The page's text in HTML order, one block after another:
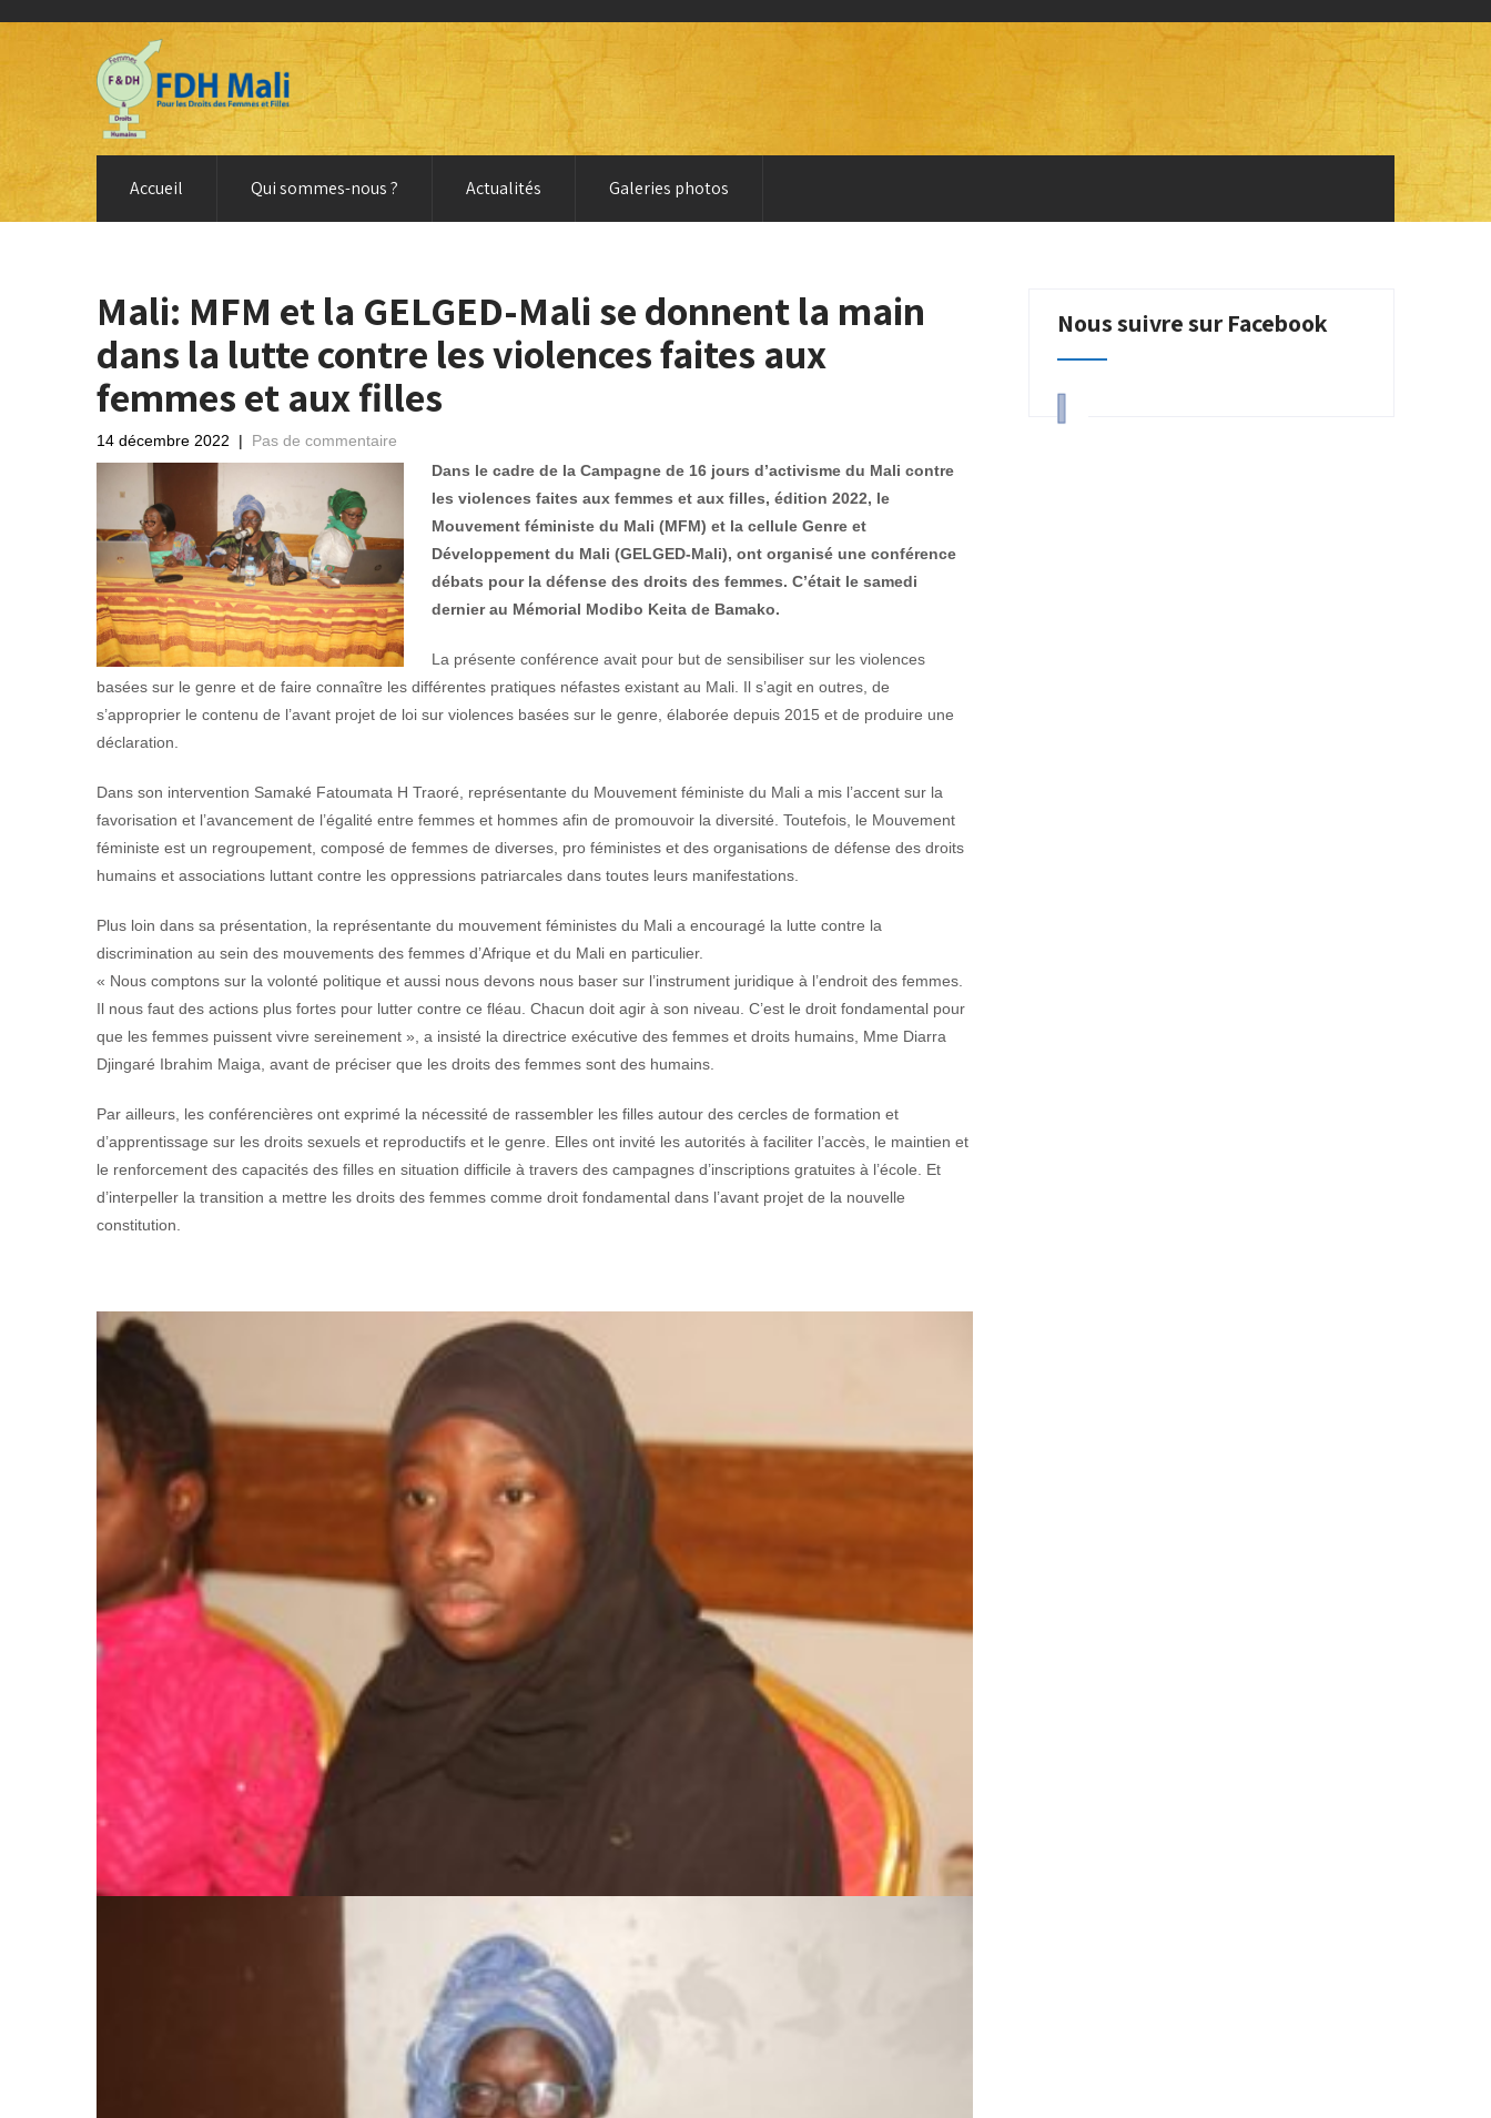
Accueil Qui sommes-nous ? Actualités Galeries photos
Mali: MFM et la GELGED-Mali se donnent la main
dans la lutte contre les violences faites aux
femmes et aux filles
14 décembre 2022 | Pas de commentaire
Dans le cadre de la Campagne de 16 jours d’activisme du Mali contre
les violences faites aux femmes et aux filles, édition 2022, le
Mouvement féministe du Mali (MFM) et la cellule Genre et
Développement du Mali (GELGED-Mali), ont organisé une conférence
débats pour la défense des droits des femmes. C’était le samedi
dernier au Mémorial Modibo Keita de Bamako.
La présente conférence avait pour but de sensibiliser sur les violences
basées sur le genre et de faire connaître les différentes pratiques néfastes existant au Mali. Il s’agit en outres, de
s’approprier le contenu de l’avant projet de loi sur violences basées sur le genre, élaborée depuis 2015 et de produire une
déclaration.
Dans son intervention Samaké Fatoumata H Traoré, représentante du Mouvement féministe du Mali a mis l’accent sur la
favorisation et l’avancement de l’égalité entre femmes et hommes afin de promouvoir la diversité. Toutefois, le Mouvement
féministe est un regroupement, composé de femmes de diverses, pro féministes et des organisations de défense des droits
humains et associations luttant contre les oppressions patriarcales dans toutes leurs manifestations.
Plus loin dans sa présentation, la représentante du mouvement féministes du Mali a encouragé la lutte contre la
discrimination au sein des mouvements des femmes d’Afrique et du Mali en particulier.
« Nous comptons sur la volonté politique et aussi nous devons nous baser sur l’instrument juridique à l’endroit des femmes.
Il nous faut des actions plus fortes pour lutter contre ce fléau. Chacun doit agir à son niveau. C’est le droit fondamental pour
que les femmes puissent vivre sereinement », a insisté la directrice exécutive des femmes et droits humains, Mme Diarra
Djingaré Ibrahim Maiga, avant de préciser que les droits des femmes sont des humains.
Par ailleurs, les conférencières ont exprimé la nécessité de rassembler les filles autour des cercles de formation et
d’apprentissage sur les droits sexuels et reproductifs et le genre. Elles ont invité les autorités à faciliter l’accès, le maintien et
le renforcement des capacités des filles en situation difficile à travers des campagnes d’inscriptions gratuites à l’école. Et
d’interpeller la transition a mettre les droits des femmes comme droit fondamental dans l’avant projet de la nouvelle
constitution.
Nous suivre sur Facebook